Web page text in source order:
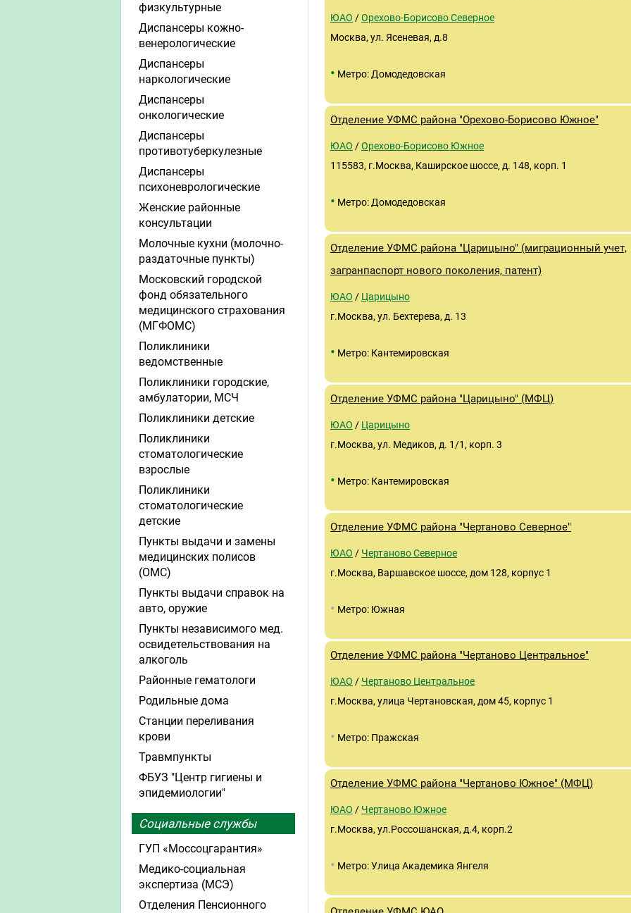
ЮАО /Орехово-Борисово Северное
Москва, ул. Ясеневая, д.8
• Метро: Домодедовская
Отделение УФМС района "Орехово-Борисово Южное"
ЮАО /Орехово-Борисово Южное
115583, г.Москва, Каширское шоссе, д. 148, корп. 1
• Метро: Домодедовская
Отделение УФМС района "Царицыно" (миграционный учет,
загранпаспорт нового поколения, патент)
ЮАО / Царицыно
г.Москва, ул. Бехтерева, д. 13
• Метро: Кантемировская
Отделение УФМС района "Царицыно" (МФЦ)
ЮАО / Царицыно
г.Москва, ул. Медиков, д. 1/1, корп. 3
• Метро: Кантемировская
Отделение УФМС района "Чертаново Северное"
ЮАО / Чертаново Северное
г.Москва, Варшавское шоссе, дом 128, корпус 1
• Метро: Южная
Отделение УФМС района "Чертаново Центральное"
ЮАО / Чертаново Центральное
г.Москва, улица Чертановская, дом 45, корпус 1
• Метро: Пражская
Отделение УФМС района "Чертаново Южное" (МФЦ)
ЮАО / Чертаново Южное
г.Москва, ул.Россошанская, д.4, корп.2
• Метро: Улица Академика Янгеля
физкультурные
Диспансеры кожно-
венерологические
Диспансеры
наркологические
Диспансеры
онкологические
Диспансеры
противотуберкулезные
Диспансеры
психоневрологические
Женские районные
консультации
Молочные кухни (молочно-
раздаточные пункты)
Московский городской
фонд обязательного
медицинского страхования
(МГФОМС)
Поликлиники
ведомственные
Поликлиники городские,
амбулатории, МСЧ
Поликлиники детские
Поликлиники
стоматологические
взрослые
Поликлиники
стоматологические
детские
Пункты выдачи и замены
медицинских полисов
(ОМС)
Пункты выдачи справок на
авто, оружие
Пункты независимого мед.
освидетельствования на
алкоголь
Районные гематологи
Родильные дома
Станции переливания
крови
Травмпункты
ФБУЗ "Центр гигиены и
эпидемиологии"
Социальные службы
ГУП «Моссоцгарантия»
Медико-социальная
экспертиза (МСЭ)
Отделения Пенсионного